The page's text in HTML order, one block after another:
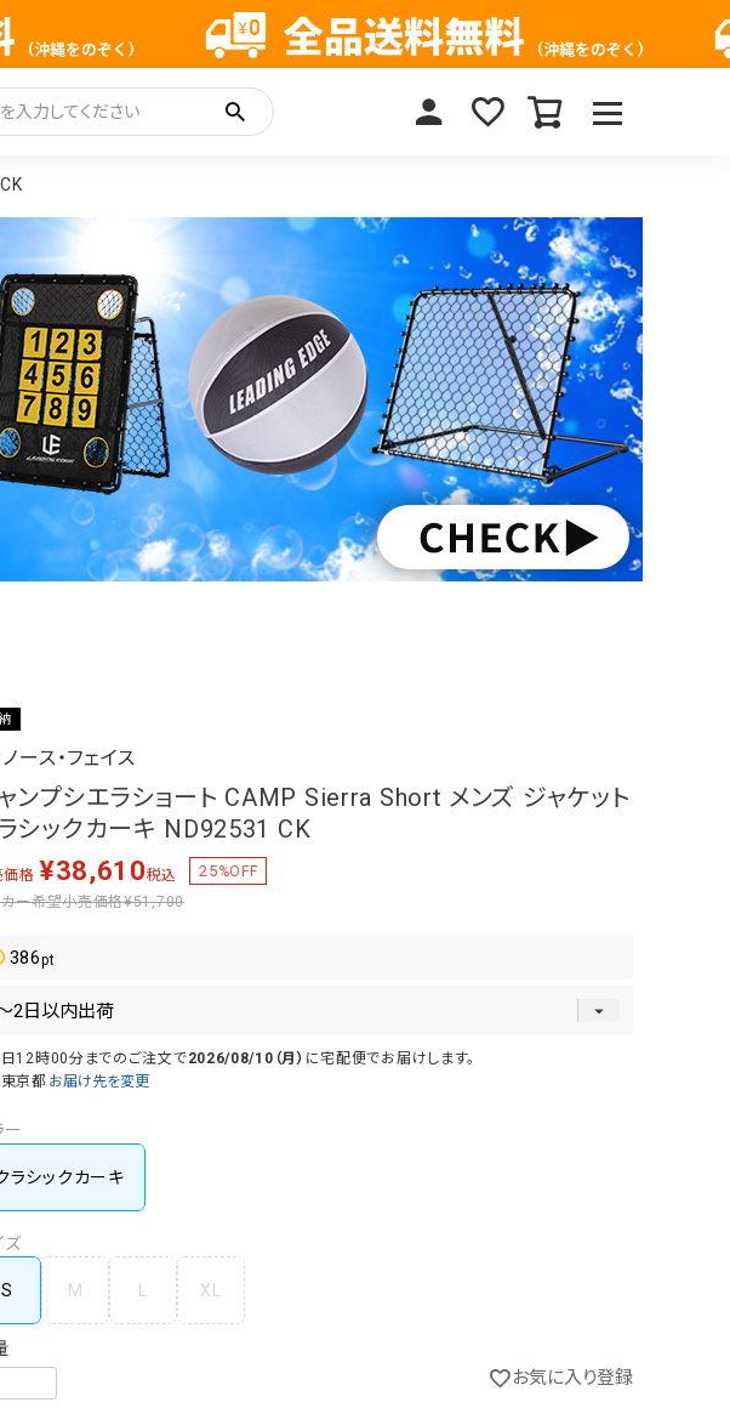
ノース・フェイス
ンプシエラショート CAMP Sierra Short メンズ ジャケット
シックカーキ ND92531 CK
価格 ¥38,610税込 25%OFF
カー希望小売価格¥51,700
386
12時00分 までのご注文で2026/08/10（月） に宅配便でお届けします。
東京都 お届け先を変更
ー
ラシックカーキ
ズ
S M L XL
お気に入り登録